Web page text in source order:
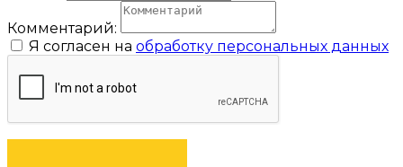
Комментарий:
Я согласен на обработку персональных данных